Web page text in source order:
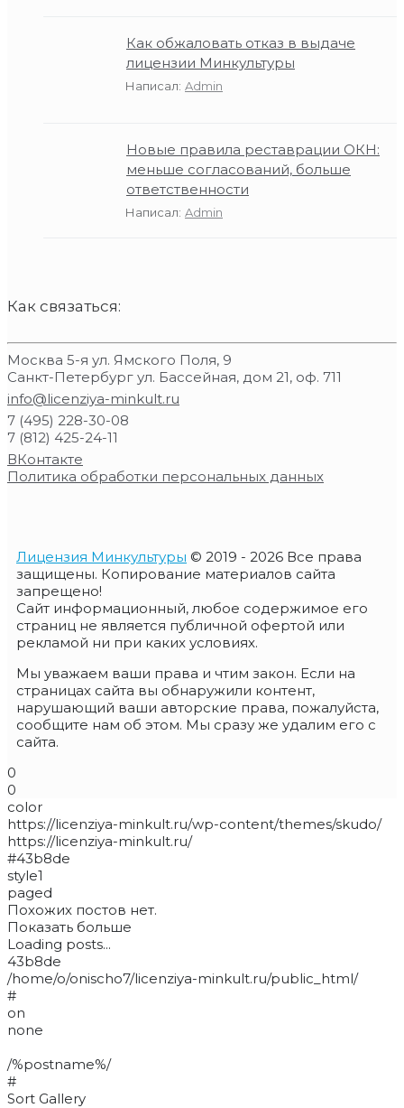
Как обжаловать отказ в выдаче
лицензии Минкультуры
Написал: Admin
Новые правила реставрации ОКН:
меньше согласований, больше
ответственности
Написал: Admin
Как связаться:
Москва 5-я ул. Ямского Поля, 9
Санкт-Петербург ул. Бассейная, дом 21, оф. 711
info@licenziya-minkult.ru
7 (495) 228-30-08
7 (812) 425-24-11
ВКонтакте
Политика обработки персональных данных
Лицензия Минкультуры © 2019 - 2026 Все права
защищены. Копирование материалов сайта
запрещено!
Сайт информационный, любое содержимое его
страниц не является публичной офертой или
рекламой ни при каких условиях.
Мы уважаем ваши права и чтим закон. Если на
страницах сайта вы обнаружили контент,
нарушающий ваши авторские права, пожалуйста,
сообщите нам об этом. Мы сразу же удалим его с
сайта.
0
0
color
https://licenziya-minkult.ru/wp-content/themes/skudo/
https://licenziya-minkult.ru/
#43b8de
style1
paged
Похожих постов нет.
Показать больше
Loading posts...
43b8de
/home/o/onischo7/licenziya-minkult.ru/public_html/
#
on
none
/%postname%/
#
Sort Gallery